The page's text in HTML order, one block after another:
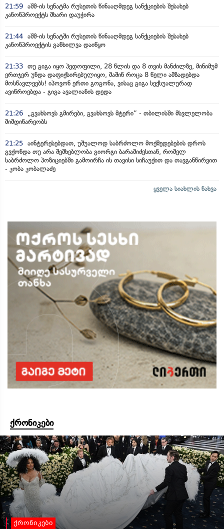
21:59 აშშ-ის სენატმა რუსეთის წინააღმდეგ სანქციების შესახებ
კანონპროექტს მხარი დაუჭირა
21:44 აშშ-ის სენატში რუსეთის წინააღმდეგ სანქციების შესახებ
კანონპროექტის განხილვა დაიწყო
21:33 თუ გიგა იყო პედოფილი, 28 წლის და 8 თვის მანძილზე, მინიმუმ
ერთჯერ უნდა დაფიქსირებულიყო, მაშინ როცა 8 წელი ამზადებდა
მოსწავლეებს! იპოვონ ერთი გოგონა, ვისაც გიგა სექსუალურად
ავიწროებდა - გიგა ავალიანის დედა
21:26
„გვახსოვს გმირები, გვახსოვს მტერი” - თბილისში მსვლელობა
მიმდინარეობს
21:25 აინტერესებდათ, უშუალოდ საბრძოლო მოქმედებების დროს
გვქონდა თუ არა შემხებლობა გიორგი ბარამიძესთან, რომელ
საბრძოლო პოზიციებში გამოირჩა ის თავისი სიჩაუქით და თავგანწირვით
- კობა კობალაძე
ყველა სიახლის ნახვა
ქრონიკები
ქრონიკები